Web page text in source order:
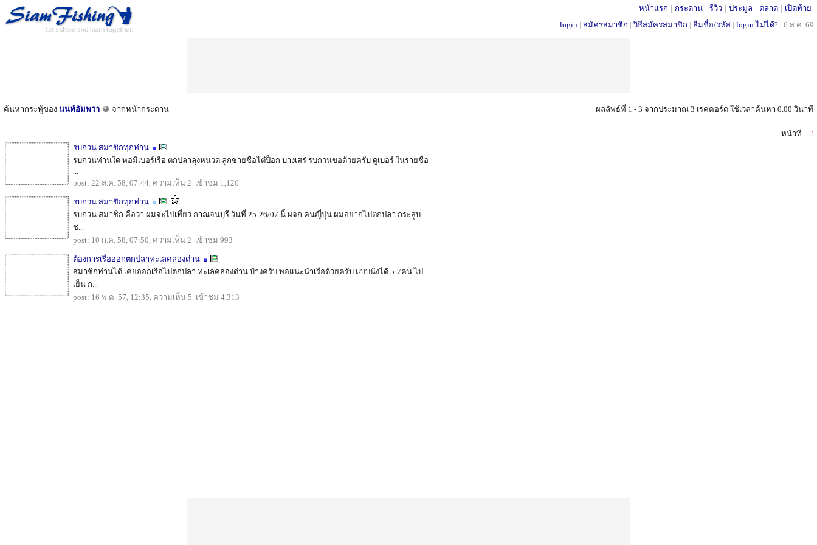
หน้าแรก | กระดาน | รีวิว | ประมูล | ตลาด | เปิดท้าย
login | สมัครสมาชิก | วิธีสมัครสมาชิก | ลืมชื่อ/รหัส | login ไม่ได้? | 6 ส.ค. 69
ค้นหากระทู้ของ นนท์อัมพวา จากหน้ากระดาน ผลลัพธ์ที่ 1 - 3 จากประมาณ 3 เรคคอร์ด ใช้เวลาค้นหา 0.00 วินาที
หน้าที่:
1
รบกวน สมาชิกทุกท่าน
รบกวนท่านใด พอมีเบอร์เรือ ตกปลาลุงหนวด ลูกชายชื่อไต๋ป็อก บางเสร่ รบกวนขอด้วยครับ ดูเบอร์ ในรายชื่อ
...
post: 22 ส.ค. 58, 07:44, ความเห็น 2 เข้าชม 1,126
รบกวน สมาชิกทุกท่าน
รบกวน สมาชิก คือว่า ผมจะไปเที่ยว กาณจนบุรี วันที่ 25-26/07 นี้ ผจก.คนญี่ปุ่น ผมอยากไปตกปลา กระสูบ
ช...
post: 10 ก.ค. 58, 07:50, ความเห็น 2 เข้าชม 993
ต้องการเรือออกตกปลาทะเลคลองด่าน
สมาชิกท่านได้ เคยออกเรือไปตกปลา ทะเลคลองด่าน บ้างครับ พอแนะนำเรือด้วยครับ แบบนั่งได้ 5-7คน ไป
เย็น ก...
post: 16 พ.ค. 57, 12:35, ความเห็น 5 เข้าชม 4,313